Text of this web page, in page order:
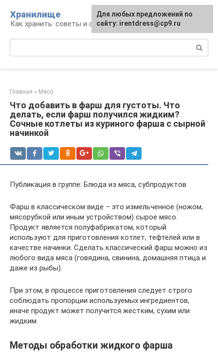
контенту
Хранилище
Как хранить: советы и опыт
Главная » Мясо
Что добавить в фарш для густоты. Что
делать, если фарш получился жидким?
Сочные котлеты из куриного фарша с сырной
начинкой
Публикация в группе: Блюда из мяса, субпродуктов
Фарш в классическом виде – это измельченное (ножом,
мясорубкой или иным устройством) сырое мясо.
Продукт является полуфабрикатом, который
используют для приготовления котлет, тефтелей или в
качестве начинки. Сделать классический фарш можно из
любого вида мяса (говядина, свинина, домашняя птица и
даже из рыбы).
При этом, в процессе приготовления следует строго
соблюдать пропорции используемых ингредиентов,
иначе продукт может получится жестким, сухим или
жидким.
Методы обработки жидкого фарша
Для любых предложений по
сайту: irentdress@cp9.ru